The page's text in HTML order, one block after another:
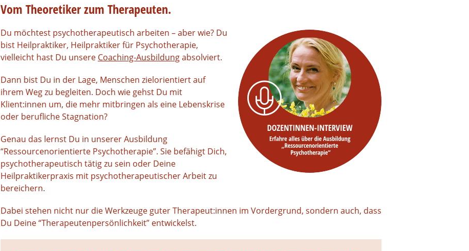
Vom Theoretiker zum Therapeuten.
Du möchtest psychotherapeutisch arbeiten – aber wie? Du
bist Heilpraktiker, Heilpraktiker für Psychotherapie,
vielleicht hast Du unsere Coaching-Ausbildungabsolviert.
Dann bist Du in der Lage, Menschen zielorientiert auf
ihrem Weg zu begleiten. Doch wie gehst Du mit
Klient:innen um, die mehr mitbringen als eine Lebenskrise
oder berufliche Stagnation?
Genau das lernst Du in unserer Ausbildung
“Ressourcenorientierte Psychotherapie”. Sie befähigt Dich,
psychotherapeutisch tätig zu sein oder Deine
Heilpraktikerpraxis mit psychotherapeutischer Arbeit zu
bereichern.
Dabei stehen nicht nur die Werkzeuge guter Therapeut:innen im Vordergrund, sondern auch, dass
Du Deine “Therapeutenpersönlichkeit” entwickelst.